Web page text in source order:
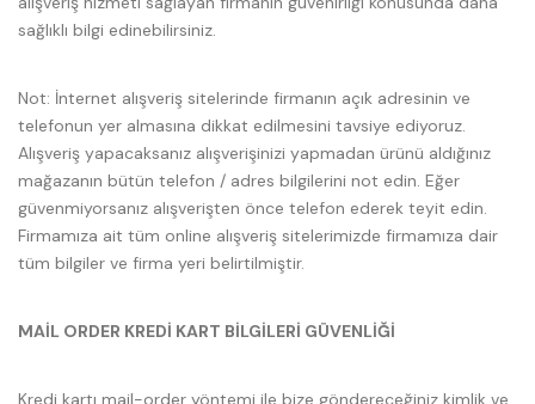
sağlıklı bilgi edinebilirsiniz.
Not: İnternet alışveriş sitelerinde firmanın açık adresinin ve
telefonun yer almasına dikkat edilmesini tavsiye ediyoruz.
Alışveriş yapacaksanız alışverişinizi yapmadan ürünü aldığınız
mağazanın bütün telefon / adres bilgilerini not edin. Eğer
güvenmiyorsanız alışverişten önce telefon ederek teyit edin.
Firmamıza ait tüm online alışveriş sitelerimizde firmamıza dair
tüm bilgiler ve firma yeri belirtilmiştir.
MAİL ORDER KREDİ KART BİLGİLERİ GÜVENLİĞİ
Kredi kartı mail-order yöntemi ile bize göndereceğiniz kimlik ve